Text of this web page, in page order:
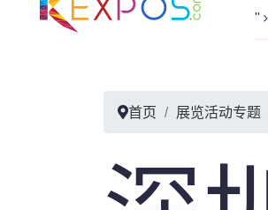
">
首页 展览活动专题